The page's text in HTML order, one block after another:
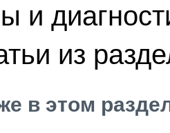
и
из
в этом